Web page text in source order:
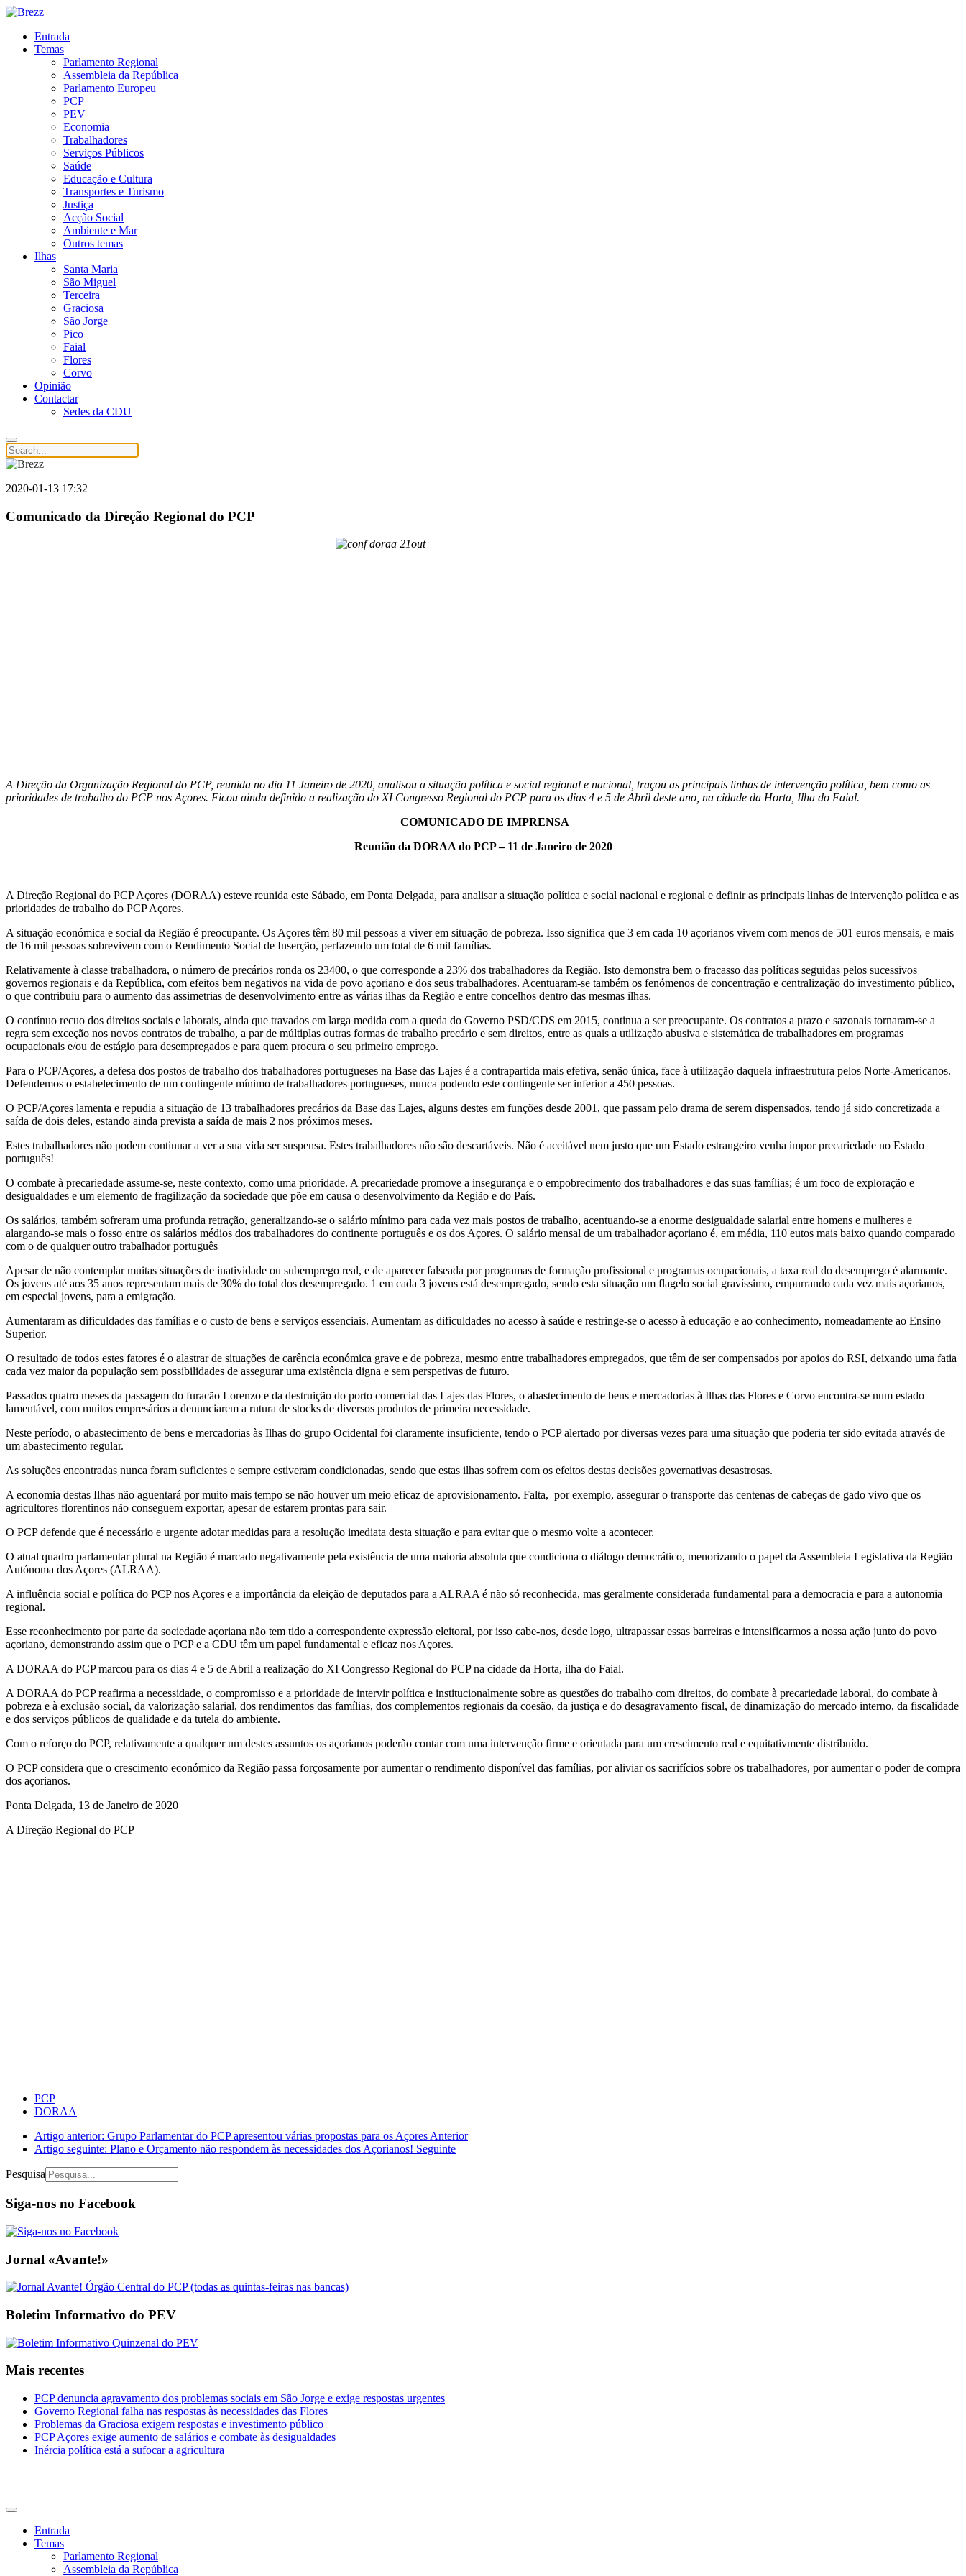
Entrada
Temas
Parlamento Regional
Assembleia da República
Parlamento Europeu
PCP
PEV
Economia
Trabalhadores
Serviços Públicos
Saúde
Educação e Cultura
Transportes e Turismo
Justiça
Acção Social
Ambiente e Mar
Outros temas
Ilhas
Santa Maria
São Miguel
Terceira
Graciosa
São Jorge
Pico
Faial
Flores
Corvo
Opinião
Contactar
Sedes da CDU
2020-01-13 17:32
Comunicado da Direção Regional do PCP
A Direção da Organização Regional do PCP, reunida no dia 11 Janeiro de 2020, analisou a situação política e social regional e nacional, traçou as principais linhas de intervenção política, bem como as
prioridades de trabalho do PCP nos Açores. Ficou ainda definido a realização do XI Congresso Regional do PCP para os dias 4 e 5 de Abril deste ano, na cidade da Horta, Ilha do Faial.
COMUNICADO DE IMPRENSA
Reunião da DORAA do PCP – 11 de Janeiro de 2020
A Direção Regional do PCP Açores (DORAA) esteve reunida este Sábado, em Ponta Delgada, para analisar a situação política e social nacional e regional e definir as principais linhas de intervenção política e as
prioridades de trabalho do PCP Açores.
A situação económica e social da Região é preocupante. Os Açores têm 80 mil pessoas a viver em situação de pobreza. Isso significa que 3 em cada 10 açorianos vivem com menos de 501 euros mensais, e mais
de 16 mil pessoas sobrevivem com o Rendimento Social de Inserção, perfazendo um total de 6 mil famílias.
Relativamente à classe trabalhadora, o número de precários ronda os 23400, o que corresponde a 23% dos trabalhadores da Região. Isto demonstra bem o fracasso das políticas seguidas pelos sucessivos
governos regionais e da República, com efeitos bem negativos na vida de povo açoriano e dos seus trabalhadores. Acentuaram-se também os fenómenos de concentração e centralização do investimento público,
o que contribuiu para o aumento das assimetrias de desenvolvimento entre as várias ilhas da Região e entre concelhos dentro das mesmas ilhas.
O contínuo recuo dos direitos sociais e laborais, ainda que travados em larga medida com a queda do Governo PSD/CDS em 2015, continua a ser preocupante. Os contratos a prazo e sazonais tornaram-se a
regra sem exceção nos novos contratos de trabalho, a par de múltiplas outras formas de trabalho precário e sem direitos, entre as quais a utilização abusiva e sistemática de trabalhadores em programas
ocupacionais e/ou de estágio para desempregados e para quem procura o seu primeiro emprego.
Para o PCP/Açores, a defesa dos postos de trabalho dos trabalhadores portugueses na Base das Lajes é a contrapartida mais efetiva, senão única, face à utilização daquela infraestrutura pelos Norte-Americanos.
Defendemos o estabelecimento de um contingente mínimo de trabalhadores portugueses, nunca podendo este contingente ser inferior a 450 pessoas.
O PCP/Açores lamenta e repudia a situação de 13 trabalhadores precários da Base das Lajes, alguns destes em funções desde 2001, que passam pelo drama de serem dispensados, tendo já sido concretizada a
saída de dois deles, estando ainda prevista a saída de mais 2 nos próximos meses.
Estes trabalhadores não podem continuar a ver a sua vida ser suspensa. Estes trabalhadores não são descartáveis. Não é aceitável nem justo que um Estado estrangeiro venha impor precariedade no Estado
português!
O combate à precariedade assume-se, neste contexto, como uma prioridade. A precariedade promove a insegurança e o empobrecimento dos trabalhadores e das suas famílias; é um foco de exploração e
desigualdades e um elemento de fragilização da sociedade que põe em causa o desenvolvimento da Região e do País.
Os salários, também sofreram uma profunda retração, generalizando-se o salário mínimo para cada vez mais postos de trabalho, acentuando-se a enorme desigualdade salarial entre homens e mulheres e
alargando-se mais o fosso entre os salários médios dos trabalhadores do continente português e os dos Açores. O salário mensal de um trabalhador açoriano é, em média, 110 eutos mais baixo quando comparado
com o de qualquer outro trabalhador português
Apesar de não contemplar muitas situações de inatividade ou subemprego real, e de aparecer falseada por programas de formação profissional e programas ocupacionais, a taxa real do desemprego é alarmante.
Os jovens até aos 35 anos representam mais de 30% do total dos desempregado. 1 em cada 3 jovens está desempregado, sendo esta situação um flagelo social gravíssimo, empurrando cada vez mais açorianos,
em especial jovens, para a emigração.
Aumentaram as dificuldades das famílias e o custo de bens e serviços essenciais. Aumentam as dificuldades no acesso à saúde e restringe-se o acesso à educação e ao conhecimento, nomeadamente ao Ensino
Superior.
O resultado de todos estes fatores é o alastrar de situações de carência económica grave e de pobreza, mesmo entre trabalhadores empregados, que têm de ser compensados por apoios do RSI, deixando uma fatia
cada vez maior da população sem possibilidades de assegurar uma existência digna e sem perspetivas de futuro.
Passados quatro meses da passagem do furacão Lorenzo e da destruição do porto comercial das Lajes das Flores, o abastecimento de bens e mercadorias à Ilhas das Flores e Corvo encontra-se num estado
lamentável, com muitos empresários a denunciarem a rutura de stocks de diversos produtos de primeira necessidade.
Neste período, o abastecimento de bens e mercadorias às Ilhas do grupo Ocidental foi claramente insuficiente, tendo o PCP alertado por diversas vezes para uma situação que poderia ter sido evitada através de
um abastecimento regular.
As soluções encontradas nunca foram suficientes e sempre estiveram condicionadas, sendo que estas ilhas sofrem com os efeitos destas decisões governativas desastrosas.
A economia destas Ilhas não aguentará por muito mais tempo se não houver um meio eficaz de aprovisionamento. Falta, por exemplo, assegurar o transporte das centenas de cabeças de gado vivo que os
agricultores florentinos não conseguem exportar, apesar de estarem prontas para sair.
O PCP defende que é necessário e urgente adotar medidas para a resolução imediata desta situação e para evitar que o mesmo volte a acontecer.
O atual quadro parlamentar plural na Região é marcado negativamente pela existência de uma maioria absoluta que condiciona o diálogo democrático, menorizando o papel da Assembleia Legislativa da Região
Autónoma dos Açores (ALRAA).
A influência social e política do PCP nos Açores e a importância da eleição de deputados para a ALRAA é não só reconhecida, mas geralmente considerada fundamental para a democracia e para a autonomia
regional.
Esse reconhecimento por parte da sociedade açoriana não tem tido a correspondente expressão eleitoral, por isso cabe-nos, desde logo, ultrapassar essas barreiras e intensificarmos a nossa ação junto do povo
açoriano, demonstrando assim que o PCP e a CDU têm um papel fundamental e eficaz nos Açores.
A DORAA do PCP marcou para os dias 4 e 5 de Abril a realização do XI Congresso Regional do PCP na cidade da Horta, ilha do Faial.
A DORAA do PCP reafirma a necessidade, o compromisso e a prioridade de intervir política e institucionalmente sobre as questões do trabalho com direitos, do combate à precariedade laboral, do combate à
pobreza e à exclusão social, da valorização salarial, dos rendimentos das famílias, dos complementos regionais da coesão, da justiça e do desagravamento fiscal, de dinamização do mercado interno, da fiscalidade
e dos serviços públicos de qualidade e da tutela do ambiente.
Com o reforço do PCP, relativamente a qualquer um destes assuntos os açorianos poderão contar com uma intervenção firme e orientada para um crescimento real e equitativmente distribuído.
O PCP considera que o crescimento económico da Região passa forçosamente por aumentar o rendimento disponível das famílias, por aliviar os sacrifícios sobre os trabalhadores, por aumentar o poder de compra
dos açorianos.
Ponta Delgada, 13 de Janeiro de 2020
A Direção Regional do PCP
PCP
DORAA
Artigo anterior: Grupo Parlamentar do PCP apresentou várias propostas para os AçoresAnterior
Artigo seguinte: Plano e Orçamento não respondem às necessidades dos Açorianos! Seguinte
Pesquisa
Siga-nos no Facebook
Jornal «Avante!»
Boletim Informativo do PEV
Mais recentes
PCP denuncia agravamento dos problemas sociais em São Jorge e exige respostas urgentes
Governo Regional falha nas respostas às necessidades das Flores
Problemas da Graciosa exigem respostas e investimento público
PCP Açores exige aumento de salários e combate às desigualdades
Inércia política está a sufocar a agricultura
Entrada
Temas
Parlamento Regional
Assembleia da República